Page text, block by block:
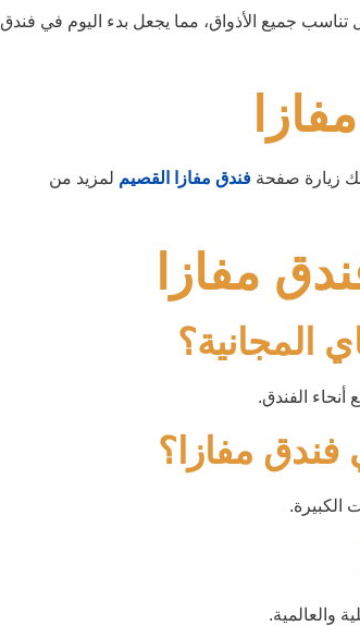
تناسب جميع الأذواق، مما يجعل بدء اليوم في فندق
زيارة صفحة فندق مفازا القصيم لمزيد من
مفازا
المجانية؟
أنحاء الفندق.
مفازا؟
الكبيرة.
والعالمية.